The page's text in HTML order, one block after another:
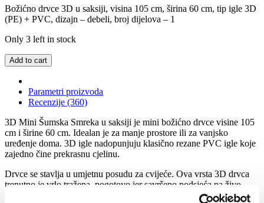
Božićno drvce 3D u saksiji, visina 105 cm, širina 60 cm, tip igle 3D
(PE) + PVC, dizajn – debeli, broj dijelova – 1
Only 3 left in stock
Add to cart
Parametri proizvoda
Recenzije (360)
3D Mini Šumska Smreka u saksiji je mini božićno drvce visine 105
cm i širine 60 cm. Idealan je za manje prostore ili za vanjsko
uređenje doma. 3D igle nadopunjuju klasično rezane PVC igle koje
zajedno čine prekrasnu cjelinu.
Drvce se stavlja u umjetnu posudu za cvijeće. Ova vrsta 3D drvca
trenutno je vrlo tražena, pogotovo jer savršeno podsjeća na živo